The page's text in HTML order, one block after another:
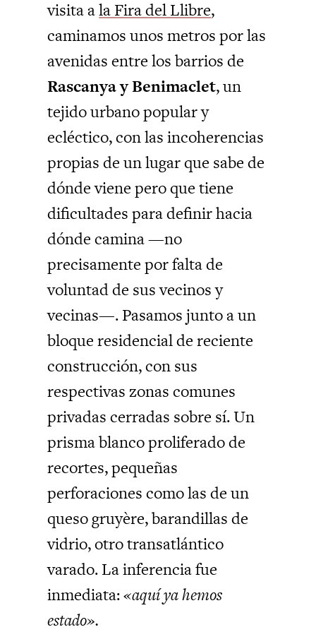
visita ala Fira del Llibre,
caminamos unos metros por las
avenidas entre los barrios de
Rascanya y Benimaclet, un
tejido urbano popular y
ecléctico, con las incoherencias
propias de un lugar que sabe de
dónde viene pero que tiene
dificultades para definir hacia
dónde camina —no
precisamente por falta de
voluntad de sus vecinos y
vecinas—. Pasamos junto a un
bloque residencial de reciente
construcción, con sus
respectivas zonas comunes
privadas cerradas sobre sí. Un
prisma blanco proliferado de
recortes, pequeñas
perforaciones como las de un
queso gruyère, barandillas de
vidrio, otro transatlántico
varado. La inferencia fue
inmediata:«aquí ya hemos
estado».